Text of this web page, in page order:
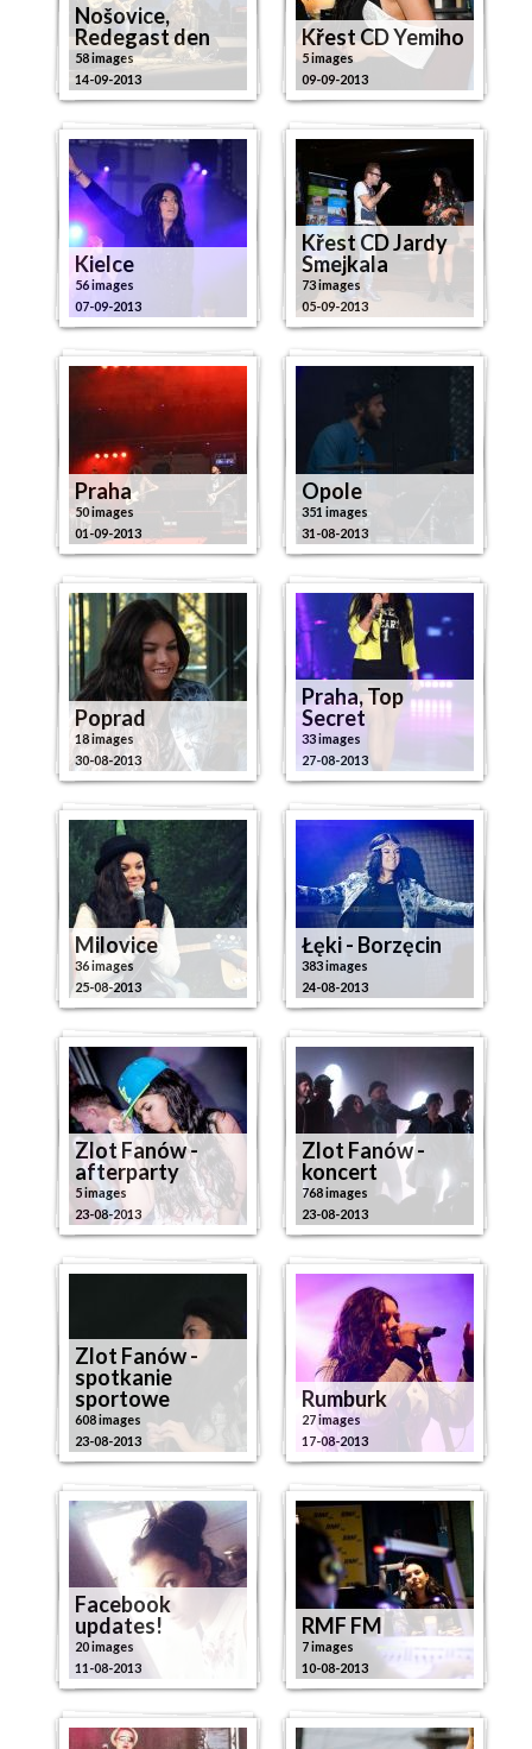
Nošovice,
Redegast den
58 images
14-09-2013
Křest CD Yemiho
5 images
09-09-2013
Kielce
56 images
07-09-2013
Křest CD Jardy
Smejkala
73 images
05-09-2013
Praha
50 images
01-09-2013
Opole
351 images
31-08-2013
Poprad
18 images
30-08-2013
Praha, Top
Secret
33 images
27-08-2013
Milovice
36 images
25-08-2013
Łęki - Borzęcin
383 images
24-08-2013
Zlot Fanów -
afterparty
5 images
23-08-2013
Zlot Fanów -
koncert
768 images
23-08-2013
Zlot Fanów -
spotkanie
sportowe
608 images
23-08-2013
Rumburk
27 images
17-08-2013
Facebook
updates!
20 images
11-08-2013
RMF FM
7 images
10-08-2013